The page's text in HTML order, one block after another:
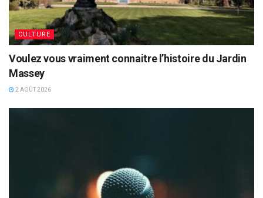
CULTURE
Voulez vous vraiment connaitre l’histoire du Jardin
Massey
2 AOÛT 2026